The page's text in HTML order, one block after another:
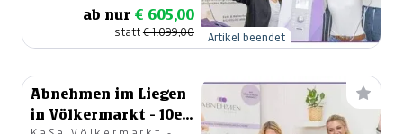
Wohlbefinden OG
ab nur € 605,00
statt€ 1.099,00 Artikel beendet
Abnehmen im Liegen
in Völkermarkt - 10er